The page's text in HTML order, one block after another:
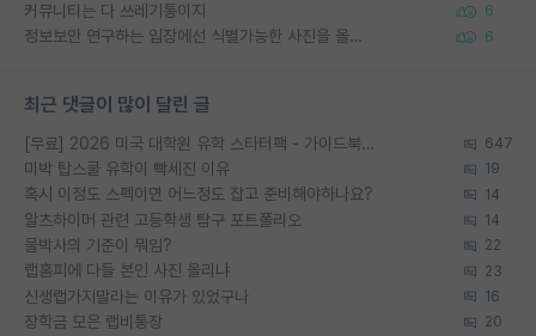
커뮤니티는 다 쓰레기통이지 6
정보보안 연구하는 입장에선 식별가능한 사진을 올리는건 비추이긴함 6
최근 댓글이 많이 달린 글
[무료] 2026 미국 대학원 유학 스타터팩 - 가이드북 & 합격자 컨택메일 템플릿 647
미박 탑스쿨 유학이 빡세진 이유 19
혹시 이정도 스펙이면 어느정도 잡고 준비해야하나요? 14
알츠하이머 관련 고등학생 탐구 포트폴리오 14
물박사의 기준이 뭐임? 22
랩홈피에 다들 본인 사진 올리냐 23
신생랩가지말라는 이유가 있었구나 16
장학금 모은 랩비통장 20